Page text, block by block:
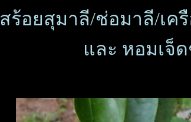
สร้อยสุมาลี/ช่อมาลี/เค
ละ หอมเจ็